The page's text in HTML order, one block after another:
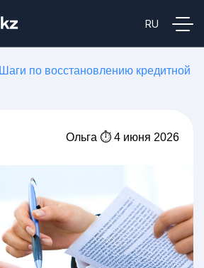
Шаги по восстановлению кредитной
Ольга ⏱ 4 июня 2026